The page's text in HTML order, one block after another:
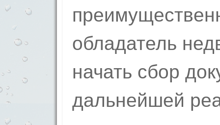
обладатель
начать сбор
дальнейшей